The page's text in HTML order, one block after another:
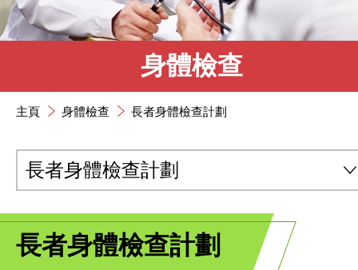
身體檢查
主頁 身體檢查 長者身體檢查計劃
長者身體檢查計劃
長者身體檢查計劃